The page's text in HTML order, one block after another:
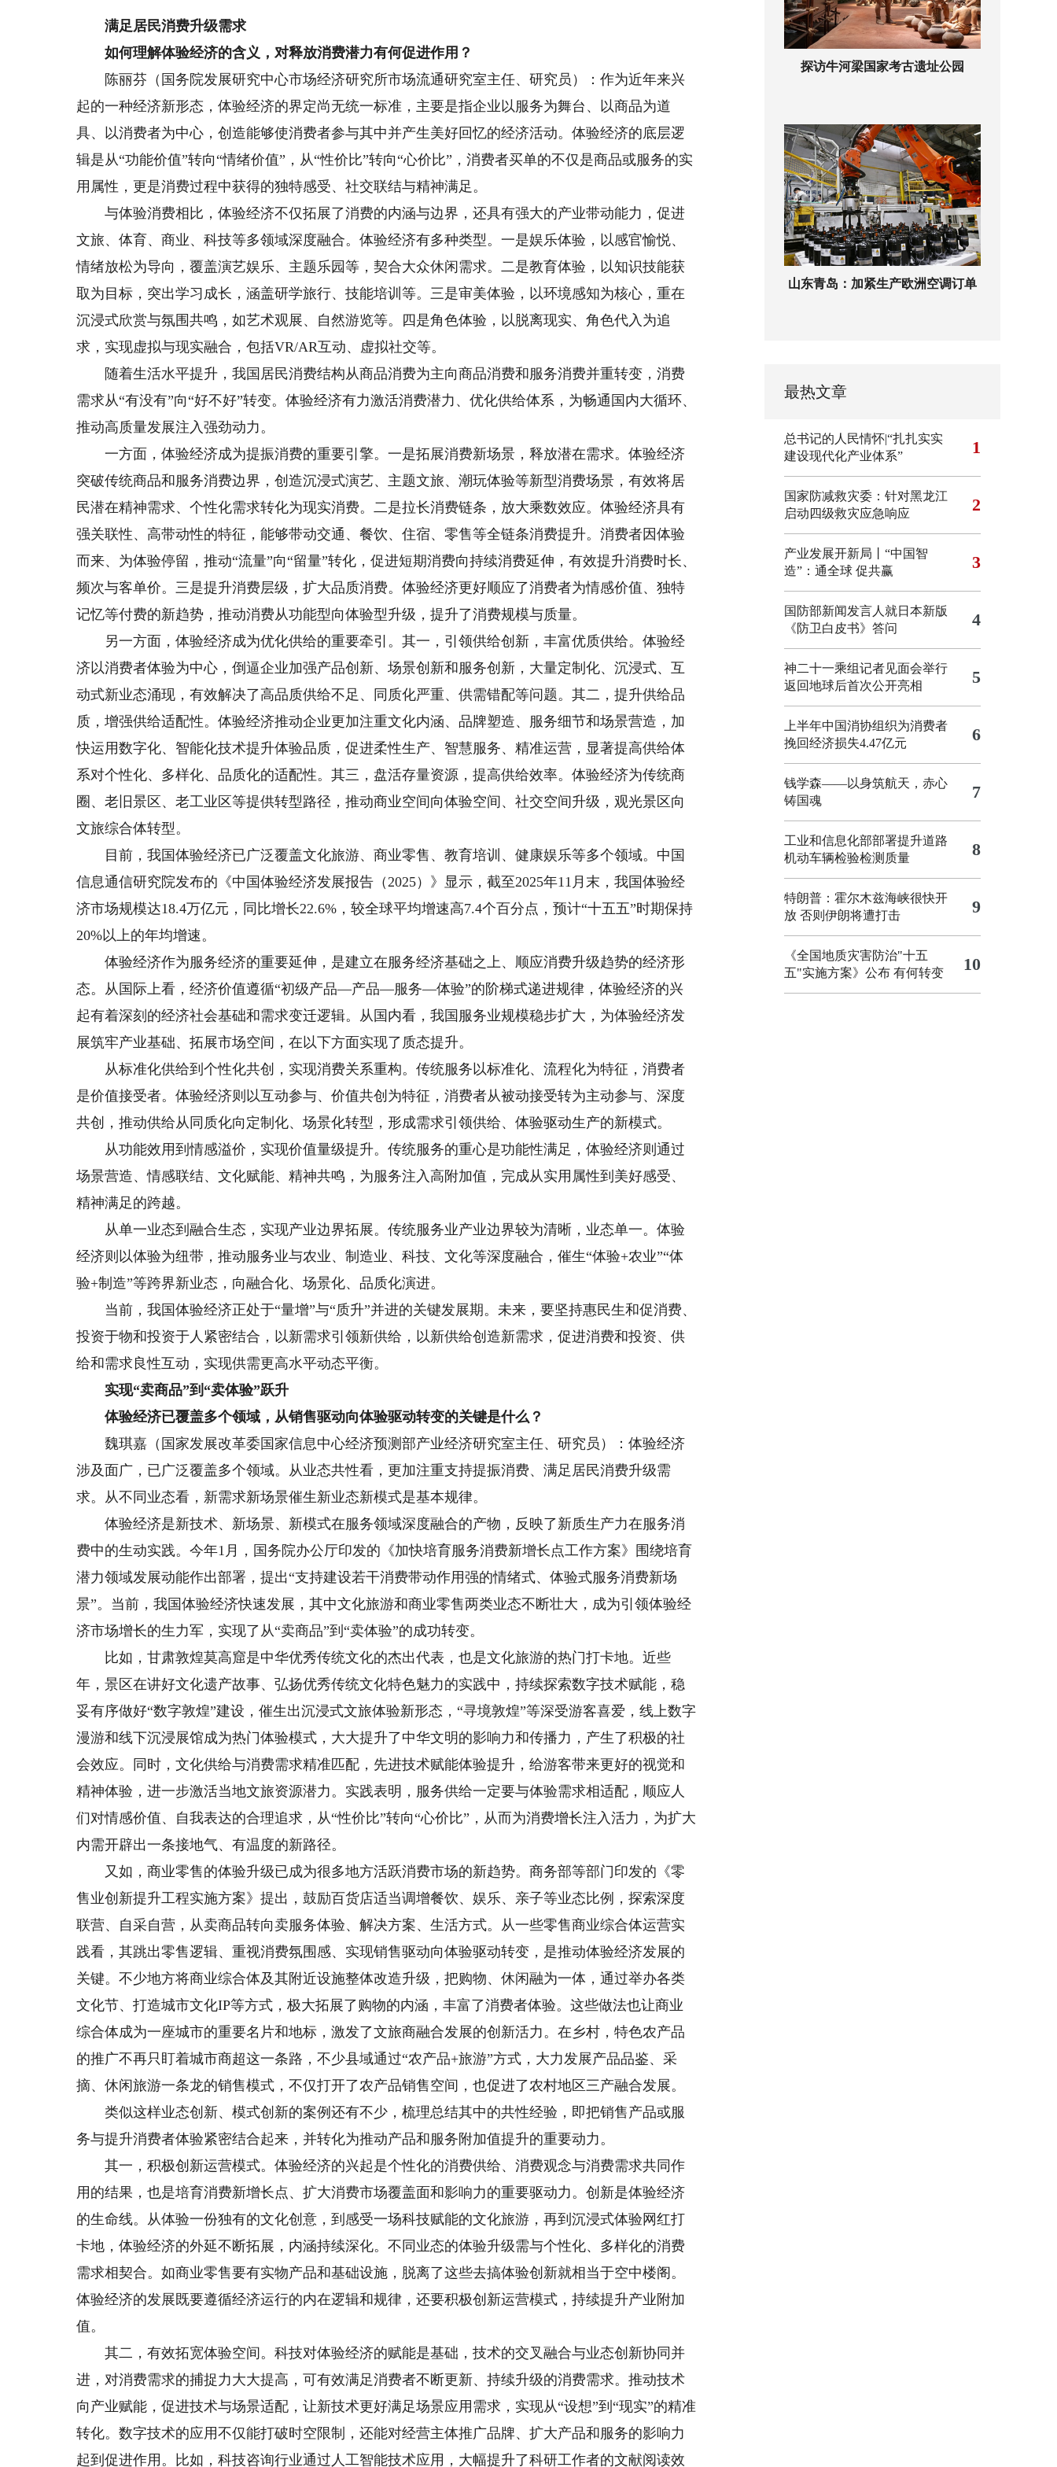
满足居民消费升级需求
如何理解体验经济的含义，对释放消费潜力有何促进作用？
陈丽芬（国务院发展研究中心市场经济研究所市场流通研究室主任、研究员）：作为近年来兴
起的一种经济新形态，体验经济的界定尚无统一标准，主要是指企业以服务为舞台、以商品为道
具、以消费者为中心，创造能够使消费者参与其中并产生美好回忆的经济活动。体验经济的底层逻
辑是从“功能价值”转向“情绪价值”，从“性价比”转向“心价比”，消费者买单的不仅是商品或服务的实
用属性，更是消费过程中获得的独特感受、社交联结与精神满足。
与体验消费相比，体验经济不仅拓展了消费的内涵与边界，还具有强大的产业带动能力，促进
文旅、体育、商业、科技等多领域深度融合。体验经济有多种类型。一是娱乐体验，以感官愉悦、
情绪放松为导向，覆盖演艺娱乐、主题乐园等，契合大众休闲需求。二是教育体验，以知识技能获
取为目标，突出学习成长，涵盖研学旅行、技能培训等。三是审美体验，以环境感知为核心，重在
沉浸式欣赏与氛围共鸣，如艺术观展、自然游览等。四是角色体验，以脱离现实、角色代入为追
求，实现虚拟与现实融合，包括VR/AR互动、虚拟社交等。
随着生活水平提升，我国居民消费结构从商品消费为主向商品消费和服务消费并重转变，消费
需求从“有没有”向“好不好”转变。体验经济有力激活消费潜力、优化供给体系，为畅通国内大循环、
推动高质量发展注入强劲动力。
一方面，体验经济成为提振消费的重要引擎。一是拓展消费新场景，释放潜在需求。体验经济
突破传统商品和服务消费边界，创造沉浸式演艺、主题文旅、潮玩体验等新型消费场景，有效将居
民潜在精神需求、个性化需求转化为现实消费。二是拉长消费链条，放大乘数效应。体验经济具有
强关联性、高带动性的特征，能够带动交通、餐饮、住宿、零售等全链条消费提升。消费者因体验
而来、为体验停留，推动“流量”向“留量”转化，促进短期消费向持续消费延伸，有效提升消费时长、
频次与客单价。三是提升消费层级，扩大品质消费。体验经济更好顺应了消费者为情感价值、独特
记忆等付费的新趋势，推动消费从功能型向体验型升级，提升了消费规模与质量。
另一方面，体验经济成为优化供给的重要牵引。其一，引领供给创新，丰富优质供给。体验经
济以消费者体验为中心，倒逼企业加强产品创新、场景创新和服务创新，大量定制化、沉浸式、互
动式新业态涌现，有效解决了高品质供给不足、同质化严重、供需错配等问题。其二，提升供给品
质，增强供给适配性。体验经济推动企业更加注重文化内涵、品牌塑造、服务细节和场景营造，加
快运用数字化、智能化技术提升体验品质，促进柔性生产、智慧服务、精准运营，显著提高供给体
系对个性化、多样化、品质化的适配性。其三，盘活存量资源，提高供给效率。体验经济为传统商
圈、老旧景区、老工业区等提供转型路径，推动商业空间向体验空间、社交空间升级，观光景区向
文旅综合体转型。
目前，我国体验经济已广泛覆盖文化旅游、商业零售、教育培训、健康娱乐等多个领域。中国
信息通信研究院发布的《中国体验经济发展报告（2025）》显示，截至2025年11月末，我国体验经
济市场规模达18.4万亿元，同比增长22.6%，较全球平均增速高7.4个百分点，预计“十五五”时期保持
20%以上的年均增速。
体验经济作为服务经济的重要延伸，是建立在服务经济基础之上、顺应消费升级趋势的经济形
态。从国际上看，经济价值遵循“初级产品—产品—服务—体验”的阶梯式递进规律，体验经济的兴
起有着深刻的经济社会基础和需求变迁逻辑。从国内看，我国服务业规模稳步扩大，为体验经济发
展筑牢产业基础、拓展市场空间，在以下方面实现了质态提升。
从标准化供给到个性化共创，实现消费关系重构。传统服务以标准化、流程化为特征，消费者
是价值接受者。体验经济则以互动参与、价值共创为特征，消费者从被动接受转为主动参与、深度
共创，推动供给从同质化向定制化、场景化转型，形成需求引领供给、体验驱动生产的新模式。
从功能效用到情感溢价，实现价值量级提升。传统服务的重心是功能性满足，体验经济则通过
场景营造、情感联结、文化赋能、精神共鸣，为服务注入高附加值，完成从实用属性到美好感受、
精神满足的跨越。
从单一业态到融合生态，实现产业边界拓展。传统服务业产业边界较为清晰，业态单一。体验
经济则以体验为纽带，推动服务业与农业、制造业、科技、文化等深度融合，催生“体验+农业”“体
验+制造”等跨界新业态，向融合化、场景化、品质化演进。
当前，我国体验经济正处于“量增”与“质升”并进的关键发展期。未来，要坚持惠民生和促消费、
投资于物和投资于人紧密结合，以新需求引领新供给，以新供给创造新需求，促进消费和投资、供
给和需求良性互动，实现供需更高水平动态平衡。
实现“卖商品”到“卖体验”跃升
体验经济已覆盖多个领域，从销售驱动向体验驱动转变的关键是什么？
魏琪嘉（国家发展改革委国家信息中心经济预测部产业经济研究室主任、研究员）：体验经济
涉及面广，已广泛覆盖多个领域。从业态共性看，更加注重支持提振消费、满足居民消费升级需
求。从不同业态看，新需求新场景催生新业态新模式是基本规律。
体验经济是新技术、新场景、新模式在服务领域深度融合的产物，反映了新质生产力在服务消
费中的生动实践。今年1月，国务院办公厅印发的《加快培育服务消费新增长点工作方案》围绕培育
潜力领域发展动能作出部署，提出“支持建设若干消费带动作用强的情绪式、体验式服务消费新场
景”。当前，我国体验经济快速发展，其中文化旅游和商业零售两类业态不断壮大，成为引领体验经
济市场增长的生力军，实现了从“卖商品”到“卖体验”的成功转变。
比如，甘肃敦煌莫高窟是中华优秀传统文化的杰出代表，也是文化旅游的热门打卡地。近些
年，景区在讲好文化遗产故事、弘扬优秀传统文化特色魅力的实践中，持续探索数字技术赋能，稳
妥有序做好“数字敦煌”建设，催生出沉浸式文旅体验新形态，“寻境敦煌”等深受游客喜爱，线上数字
漫游和线下沉浸展馆成为热门体验模式，大大提升了中华文明的影响力和传播力，产生了积极的社
会效应。同时，文化供给与消费需求精准匹配，先进技术赋能体验提升，给游客带来更好的视觉和
精神体验，进一步激活当地文旅资源潜力。实践表明，服务供给一定要与体验需求相适配，顺应人
们对情感价值、自我表达的合理追求，从“性价比”转向“心价比”，从而为消费增长注入活力，为扩大
内需开辟出一条接地气、有温度的新路径。
又如，商业零售的体验升级已成为很多地方活跃消费市场的新趋势。商务部等部门印发的《零
售业创新提升工程实施方案》提出，鼓励百货店适当调增餐饮、娱乐、亲子等业态比例，探索深度
联营、自采自营，从卖商品转向卖服务体验、解决方案、生活方式。从一些零售商业综合体运营实
践看，其跳出零售逻辑、重视消费氛围感、实现销售驱动向体验驱动转变，是推动体验经济发展的
关键。不少地方将商业综合体及其附近设施整体改造升级，把购物、休闲融为一体，通过举办各类
文化节、打造城市文化IP等方式，极大拓展了购物的内涵，丰富了消费者体验。这些做法也让商业
综合体成为一座城市的重要名片和地标，激发了文旅商融合发展的创新活力。在乡村，特色农产品
的推广不再只盯着城市商超这一条路，不少县域通过“农产品+旅游”方式，大力发展产品品鉴、采
摘、休闲旅游一条龙的销售模式，不仅打开了农产品销售空间，也促进了农村地区三产融合发展。
类似这样业态创新、模式创新的案例还有不少，梳理总结其中的共性经验，即把销售产品或服
务与提升消费者体验紧密结合起来，并转化为推动产品和服务附加值提升的重要动力。
其一，积极创新运营模式。体验经济的兴起是个性化的消费供给、消费观念与消费需求共同作
用的结果，也是培育消费新增长点、扩大消费市场覆盖面和影响力的重要驱动力。创新是体验经济
的生命线。从体验一份独有的文化创意，到感受一场科技赋能的文化旅游，再到沉浸式体验网红打
卡地，体验经济的外延不断拓展，内涵持续深化。不同业态的体验升级需与个性化、多样化的消费
需求相契合。如商业零售要有实物产品和基础设施，脱离了这些去搞体验创新就相当于空中楼阁。
体验经济的发展既要遵循经济运行的内在逻辑和规律，还要积极创新运营模式，持续提升产业附加
值。
其二，有效拓宽体验空间。科技对体验经济的赋能是基础，技术的交叉融合与业态创新协同并
进，对消费需求的捕捉力大大提高，可有效满足消费者不断更新、持续升级的消费需求。推动技术
向产业赋能，促进技术与场景适配，让新技术更好满足场景应用需求，实现从“设想”到“现实”的精准
转化。数字技术的应用不仅能打破时空限制，还能对经营主体推广品牌、扩大产品和服务的影响力
起到促进作用。比如，科技咨询行业通过人工智能技术应用，大幅提升了科研工作者的文献阅读效
探访牛河梁国家考古遗址公园
山东青岛：加紧生产欧洲空调订单
最热文章
总书记的人民情怀|“扎扎实实
建设现代化产业体系”
1
国家防减救灾委：针对黑龙江
启动四级救灾应急响应
2
产业发展开新局丨“中国智
造”：通全球 促共赢
3
国防部新闻发言人就日本新版
《防卫白皮书》答问
4
神二十一乘组记者见面会举行
返回地球后首次公开亮相
5
上半年中国消协组织为消费者
挽回经济损失4.47亿元
6
钱学森——以身筑航天，赤心
铸国魂
7
工业和信息化部部署提升道路
机动车辆检验检测质量
8
特朗普：霍尔木兹海峡很快开
放 否则伊朗将遭打击
9
《全国地质灾害防治"十五
五"实施方案》公布 有何转变
10